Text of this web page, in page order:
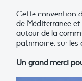
Cette convention
de Méditerranée
autour de la
patrimoine, sur les
Un grand merci